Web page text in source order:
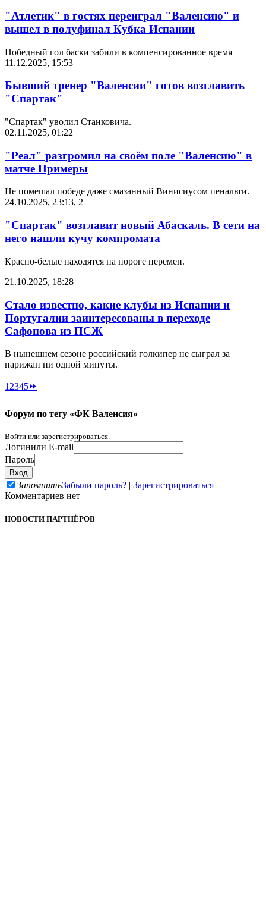
"Атлетик" в гостях переиграл "Валенсию" и
вышел в полуфинал Кубка Испании
Победный гол баски забили в компенсированное время
11.12.2025, 15:53
Бывший тренер "Валенсии" готов возглавить
"Спартак"
"Спартак" уволил Станковича.
02.11.2025, 01:22
"Реал" разгромил на своём поле "Валенсию" в
матче Примеры
Не помешал победе даже смазанный Винисиусом пенальти.
24.10.2025, 23:13, 2
"Спартак" возглавит новый Абаскаль. В сети на
него нашли кучу компромата
Красно-белые находятся на пороге перемен.
21.10.2025, 18:28
Стало известно, какие клубы из Испании и
Португалии заинтересованы в переходе
Сафонова из ПСЖ
В нынешнем сезоне российский голкипер не сыграл за
парижан ни одной минуты.
1 2345⏩
Форум по тегу «ФК Валенсия»
Войти или зарегистрироваться.
Логинили E-mail
Пароль
ЗапомнитьЗабыли пароль? | Зарегистрироваться
Комментариев нет
НОВОСТИ ПАРТНЁРОВ